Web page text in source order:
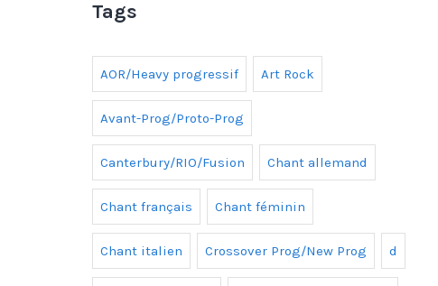
Tags
AOR/Heavy progressif Art Rock
Avant-Prog/Proto-Prog
Canterbury/RIO/Fusion Chant allemand
Chant français Chant féminin
Chant italien Crossover Prog/New Prog d